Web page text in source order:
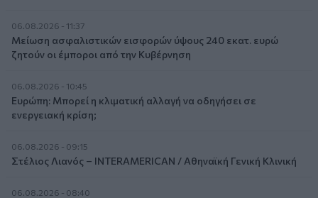
06.08.2026 - 11:37
Μείωση ασφαλιστικών εισφορών ύψους 240 εκατ. ευρώ
ζητούν οι έμποροι από την Κυβέρνηση
06.08.2026 - 10:45
Ευρώπη: Μπορεί η κλιματική αλλαγή να οδηγήσει σε
ενεργειακή κρίση;
06.08.2026 - 09:15
Στέλιος Λιανός – INTERAMERICAN / Αθηναϊκή Γενική Κλινική
06.08.2026 - 08:40